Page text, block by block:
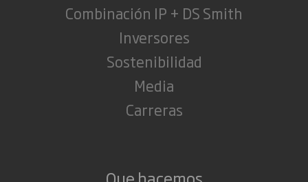
Combinación IP + DS Smith
Inversores
Sostenibilidad
Media
Carreras